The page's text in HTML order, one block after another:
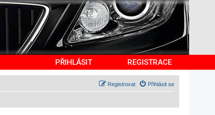
PŘIHLÁSIT REGISTRACE
Přihlásit se
Registrovat